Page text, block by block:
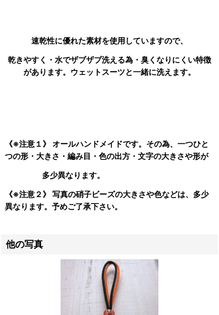
速乾性に優れた素材を使用していますので、
乾きやすく・水でザブザブ洗える為・臭くなりにくい特徴
があります。ウェットスーツと一緒に洗えます。
《※注意１》 オールハンドメイドです。その為、一つひと
つの形・大きさ・編み目・色の出方・文字の大きさや形が
多少異なります。
《※注意２》 写真の硝子ビーズの大きさや色などは、多少
異なります。予めご了承下さい。
他の写真